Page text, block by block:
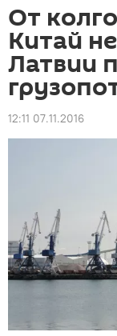
От
Китай
Латвии
12:11 07.11.2016